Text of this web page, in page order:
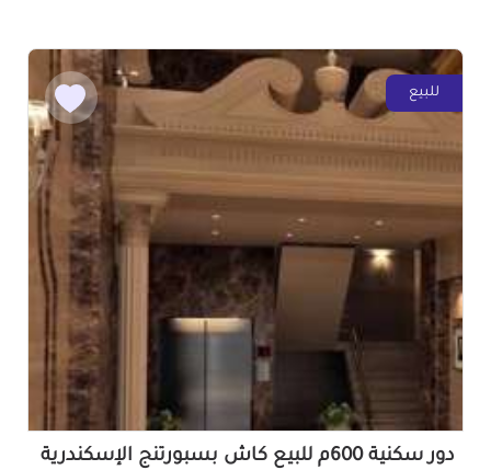
للبيع
دور سكنية 600م للبيع كاش بسبورتنج الإسكندرية